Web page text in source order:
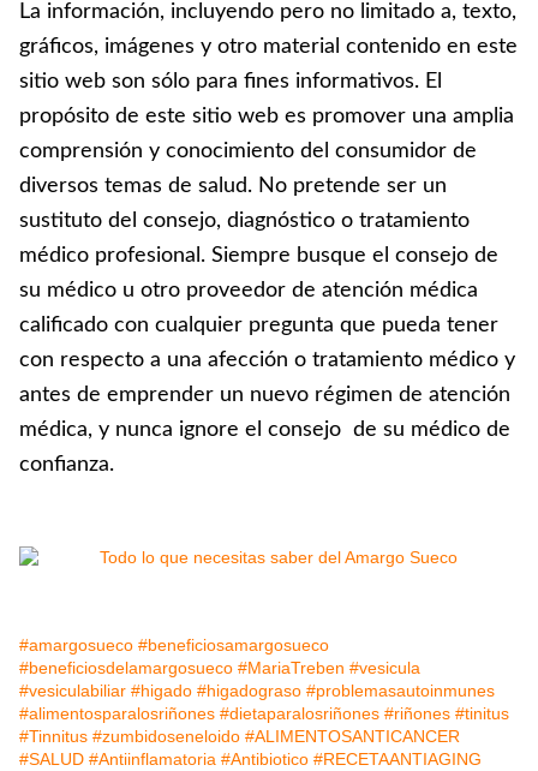
La información, incluyendo pero no limitado a, texto,
gráficos, imágenes y otro material contenido en este
sitio web son sólo para fines informativos. El
propósito de este sitio web es promover una amplia
comprensión y conocimiento del consumidor de
diversos temas de salud. No pretende ser un
sustituto del consejo, diagnóstico o tratamiento
médico profesional. Siempre busque el consejo de
su médico u otro proveedor de atención médica
calificado con cualquier pregunta que pueda tener
con respecto a una afección o tratamiento médico y
antes de emprender un nuevo régimen de atención
médica, y nunca ignore el consejo de su médico de
confianza.
#amargosueco #beneficiosamargosueco
#beneficiosdelamargosueco #MariaTreben #vesicula
#vesiculabiliar #higado #higadograso #problemasautoinmunes
#alimentosparalosriñones #dietaparalosriñones #riñones #tinitus
#Tinnitus #zumbidoseneloido #ALIMENTOSANTICANCER
#SALUD #Antiinflamatoria #Antibiotico #RECETAANTIAGING